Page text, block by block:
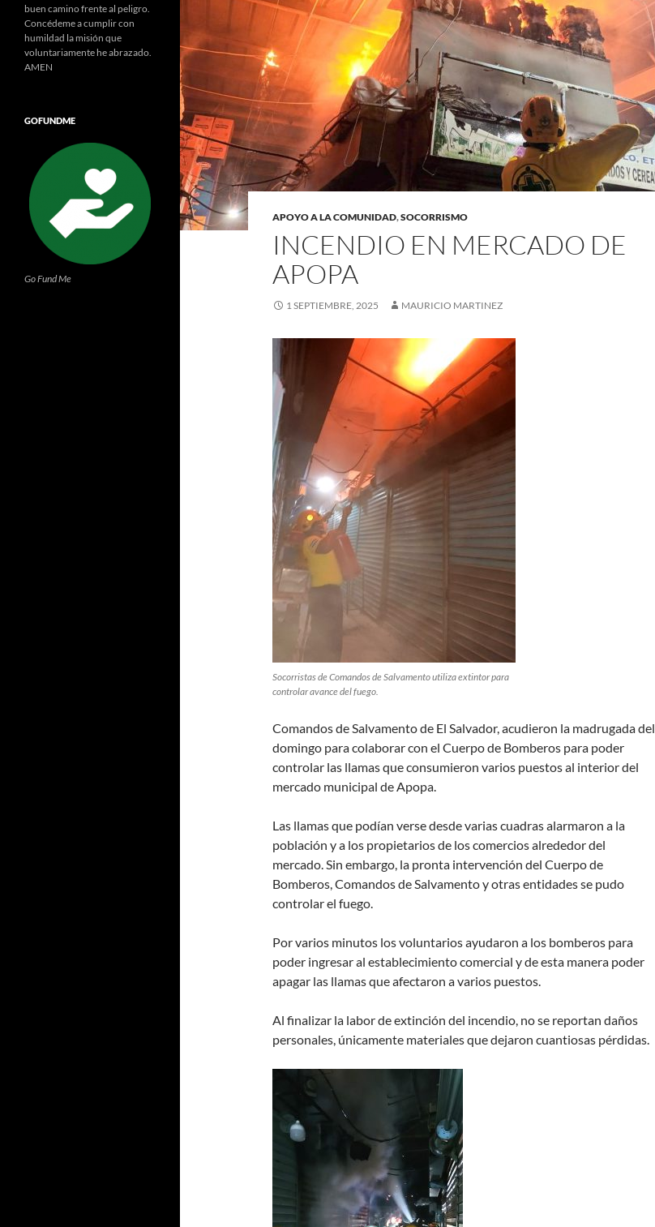
APOYO A LA COMUNIDAD,SOCORRISMO
INCENDIO EN MERCADO DE
APOPA
1 SEPTIEMBRE, 2025 MAURICIO MARTINEZ
Socorristas de Comandos de Salvamento utiliza extintor para
controlar avance del fuego.
Comandos de Salvamento de El Salvador, acudieron la madrugada del
domingo para colaborar con el Cuerpo de Bomberos para poder
controlar las llamas que consumieron varios puestos al interior del
mercado municipal de Apopa.
Las llamas que podían verse desde varias cuadras alarmaron a la
población y a los propietarios de los comercios alrededor del
mercado. Sin embargo, la pronta intervención del Cuerpo de
Bomberos, Comandos de Salvamento y otras entidades se pudo
controlar el fuego.
Por varios minutos los voluntarios ayudaron a los bomberos para
poder ingresar al establecimiento comercial y de esta manera poder
apagar las llamas que afectaron a varios puestos.
Al finalizar la labor de extinción del incendio, no se reportan daños
personales, únicamente materiales que dejaron cuantiosas pérdidas.
buen camino frente al peligro.
Concédeme a cumplir con
humildad la misión que
voluntariamente he abrazado.
AMEN
GOFUNDME
Go Fund Me